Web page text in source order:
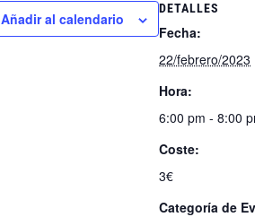
Añadir al calendario
DETALLES
Fecha:
22/febrero/2023
Hora:
6:00 pm - 8:00
Coste:
3€
Categoría de